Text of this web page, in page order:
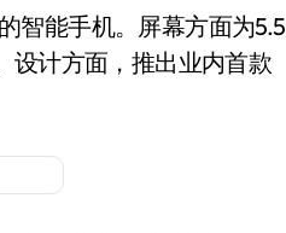
智能手机。屏幕方面为5.5
设计方面，推出业内首款